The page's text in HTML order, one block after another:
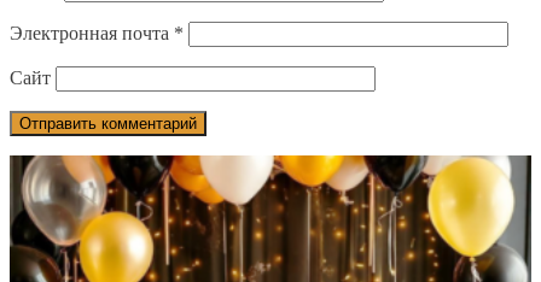
Электронная почта *
Сайт